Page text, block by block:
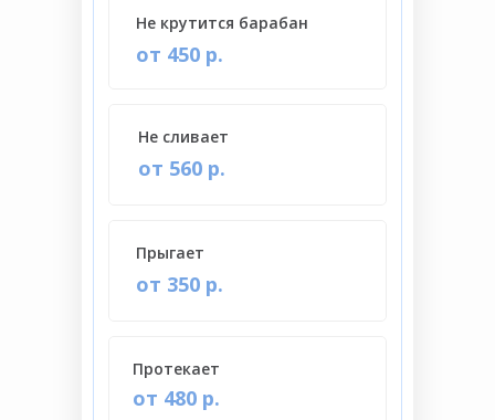
от 450 р.
Не крутится барабан
от 560 р.
Не сливает
от 480 р.
Протекает
от 350 р.
Прыгает